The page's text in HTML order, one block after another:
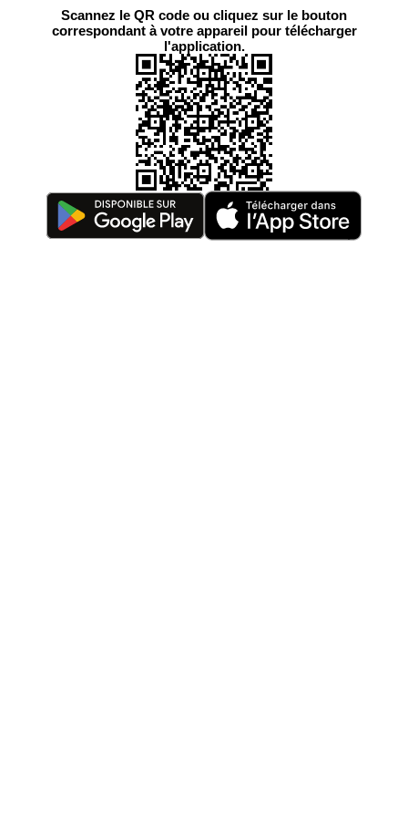
Scannez le QR code ou cliquez sur le bouton
correspondant à votre appareil pour télécharger
l'application.